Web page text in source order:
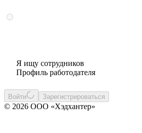
Я ищу сотрудников
Профиль работодателя
Войти Зарегистрироваться
© 2026 ООО «Хэдхантер»